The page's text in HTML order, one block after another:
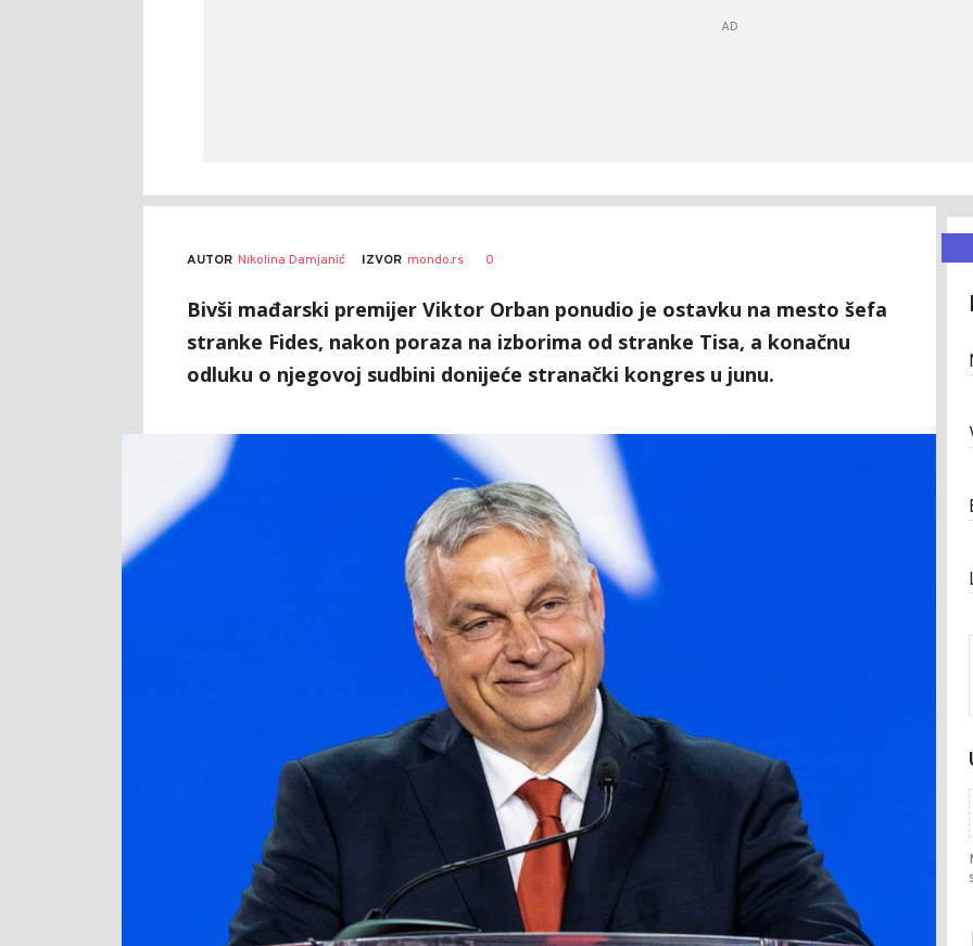
AUTOR Nikolina Damjanić IZVOR mondo.rs 0
Bivši mađarski premijer Viktor Orban ponudio je ostavku na mesto šefa
stranke Fides, nakon poraza na izborima od stranke Tisa, a konačnu
odluku o njegovoj sudbini donijeće stranački kongres u junu.